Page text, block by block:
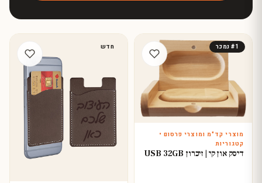
מוצרים דירוג
#1 נמכר
מוצרי קד"מ ומוצרי פרסום •
קטגוריות
דיסק און קי | זיכרון USB 32GB
חדש